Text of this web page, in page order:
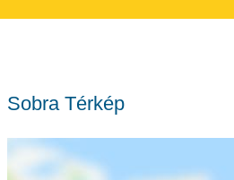
Sobra Térkép